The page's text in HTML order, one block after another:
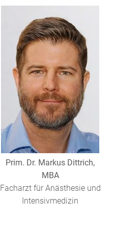
Prim. Dr. Markus Dittrich,
MBA
Facharzt für Anästhesie und
Intensivmedizin